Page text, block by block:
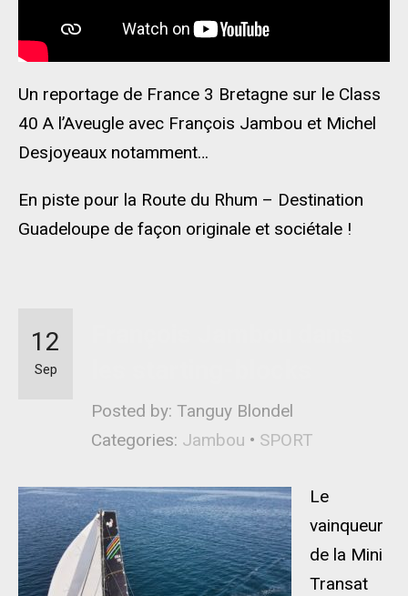
Un reportage de France 3 Bretagne sur le Class
40 A l’Aveugle avec François Jambou et Michel
Desjoyeaux notamment…
En piste pour la Route du Rhum – Destination
Guadeloupe de façon originale et sociétale !
Posted by: Tanguy Blondel
Categories: Jambou • SPORT
12
Sep
Le
vainqueur
de la Mini
Transat